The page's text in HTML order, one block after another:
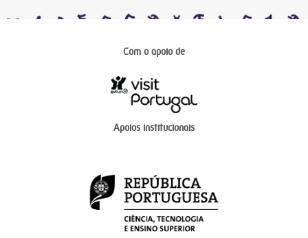
Com o apoio de
Apoios institucionais